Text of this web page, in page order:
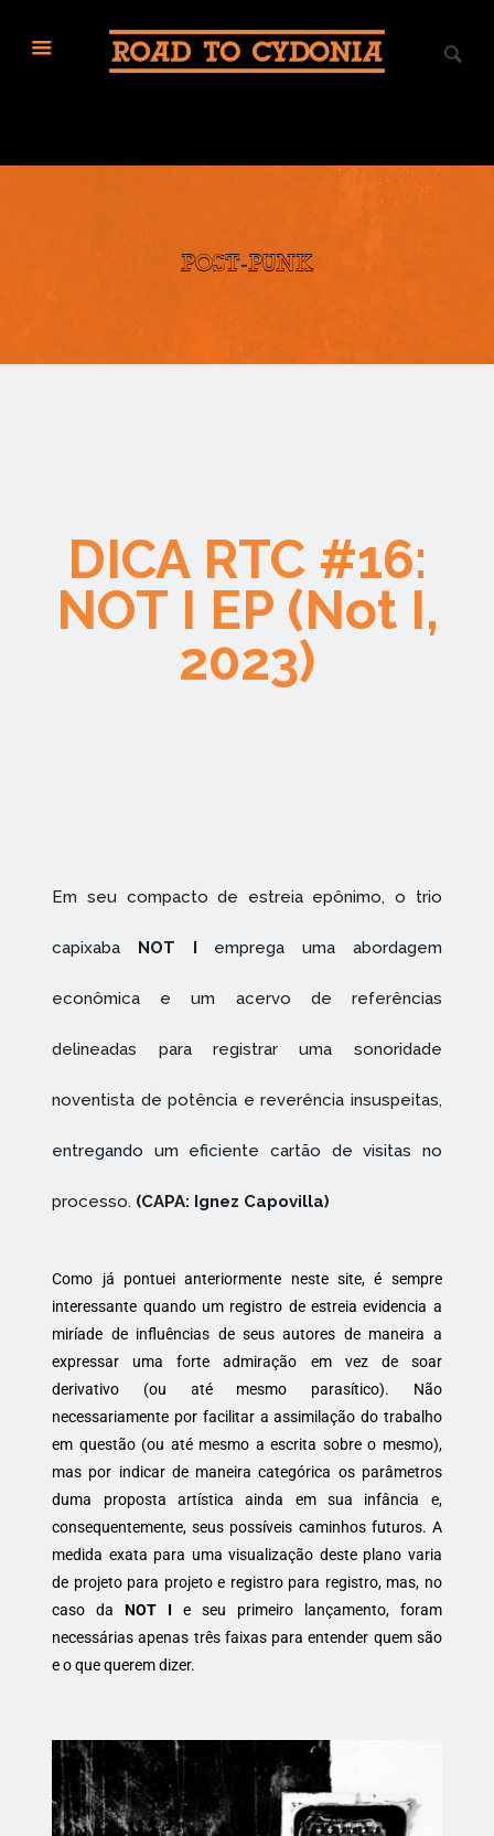
post-punk
DICA RTC #16:
NOT I EP (Not I,
2023)
Em seu compacto de estreia epônimo, o trio
capixaba NOT I emprega uma abordagem
econômica e um acervo de referências
delineadas para registrar uma sonoridade
noventista de potência e reverência insuspeitas,
entregando um eficiente cartão de visitas no
processo. (CAPA: Ignez Capovilla)
Como já pontuei anteriormente neste site, é sempre
interessante quando um registro de estreia evidencia a
miríade de influências de seus autores de maneira a
expressar uma forte admiração em vez de soar
derivativo (ou até mesmo parasítico). Não
necessariamente por facilitar a assimilação do trabalho
em questão (ou até mesmo a escrita sobre o mesmo),
mas por indicar de maneira categórica os parâmetros
duma proposta artística ainda em sua infância e,
consequentemente, seus possíveis caminhos futuros. A
medida exata para uma visualização deste plano varia
de projeto para projeto e registro para registro, mas, no
caso daNOT I e seu primeiro lançamento, foram
necessárias apenas três faixas para entender quem são
e o que querem dizer.